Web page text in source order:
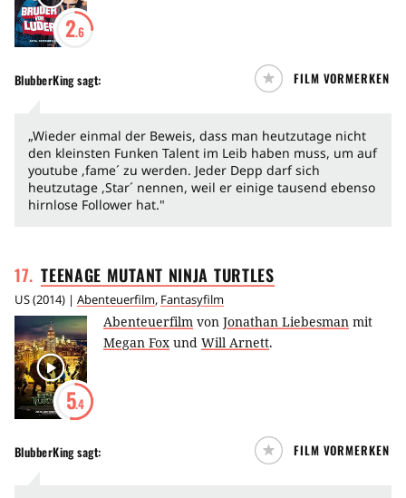
2.6
BlubberKingsagt: FILM VORMERKEN
„Wieder einmal der Beweis, dass man heutzutage nicht
den kleinsten Funken Talent im Leib haben muss, um auf
youtube ,fame´ zu werden. Jeder Depp darf sich
heutzutage ,Star´ nennen, weil er einige tausend ebenso
hirnlose Follower hat."
17. TEENAGE MUTANT NINJA TURTLES
US(2014) | Abenteuerfilm, Fantasyfilm
5.4
Abenteuerfilm von Jonathan Liebesman mit
Megan Fox und Will Arnett.
BlubberKingsagt: FILM VORMERKEN